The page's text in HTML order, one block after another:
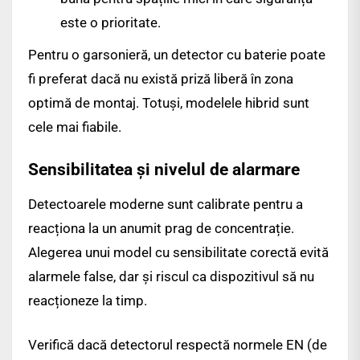
este o prioritate.
Pentru o garsonieră, un detector cu baterie poate
fi preferat dacă nu există priză liberă în zona
optimă de montaj. Totuși, modelele hibrid sunt
cele mai fiabile.
Sensibilitatea și nivelul de alarmare
Detectoarele moderne sunt calibrate pentru a
reacționa la un anumit prag de concentrație.
Alegerea unui model cu sensibilitate corectă evită
alarmele false, dar și riscul ca dispozitivul să nu
reacționeze la timp.
Verifică dacă detectorul respectă normele EN (de